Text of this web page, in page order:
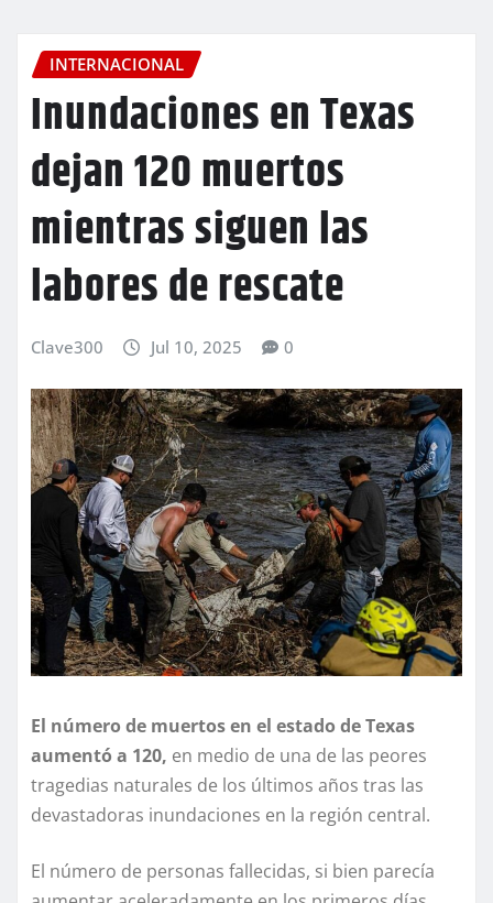
INTERNACIONAL
Inundaciones en Texas
dejan 120 muertos
mientras siguen las
labores de rescate
Clave300 Jul 10, 2025 0
El número de muertos en el estado de Texas
aumentó a 120, en medio de una de las peores
tragedias naturales de los últimos años tras las
devastadoras inundaciones en la región central.
El número de personas fallecidas, si bien parecía